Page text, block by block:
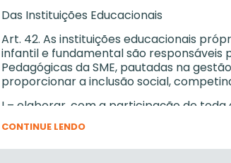
Das Instituições Educacionais
Art. 42. As instituições educacionais
infantil e fundamental são responsáveis
Pedagógicas da SME, pautadas na
proporcionar a inclusão social,
I – elaborar, com a participação de
Grêmios Estudantis, assessoradas pelas
Político-Pedagógico com vistas a
Plano de Ação definido e sob
CONTINUE LENDO